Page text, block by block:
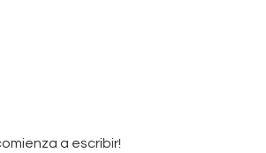
a escribir!